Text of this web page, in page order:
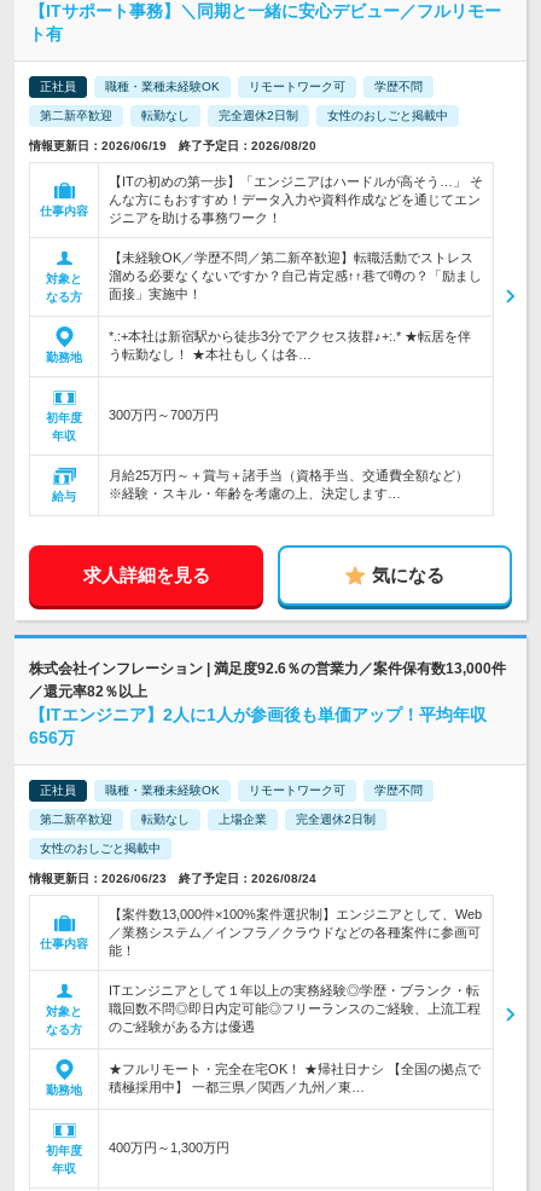
【ITサポート事務】＼同期と一緒に安心デビュー／フルリモー
ト有
正社員 職種・業種未経験OK リモートワーク可 学歴不問
第二新卒歓迎 転勤なし 完全週休2日制 女性のおしごと掲載中
情報更新日：2026/06/19 終了予定日：2026/08/20
仕事内容
【ITの初めの第一歩】「エンジニアはハードルが高そう…」 そ
んな方にもおすすめ！データ入力や資料作成などを通じてエン
ジニアを助ける事務ワーク！
対象と
なる方
【未経験OK／学歴不問／第二新卒歓迎】転職活動でストレス
溜める必要なくないですか？自己肯定感↑↑巷で噂の？「励まし
面接」実施中！
勤務地
*.:+本社は新宿駅から徒歩3分でアクセス抜群♪+:.* ★転居を伴
う転勤なし！ ★本社もしくは各…
初年度
年収
300万円～700万円
給与
月給25万円～＋賞与＋諸手当（資格手当、交通費全額など）
※経験・スキル・年齢を考慮の上、決定します…
求人詳細を見る 気になる
株式会社インフレーション | 満足度92.6％の営業力／案件保有数13,000件
／還元率82％以上
【ITエンジニア】2人に1人が参画後も単価アップ！平均年収
656万
正社員 職種・業種未経験OK リモートワーク可 学歴不問
第二新卒歓迎 転勤なし 上場企業 完全週休2日制
女性のおしごと掲載中
情報更新日：2026/06/23 終了予定日：2026/08/24
仕事内容
【案件数13,000件×100%案件選択制】エンジニアとして、Web
／業務システム／インフラ／クラウドなどの各種案件に参画可
能！
対象と
なる方
ITエンジニアとして１年以上の実務経験◎学歴・ブランク・転
職回数不問◎即日内定可能◎フリーランスのご経験、上流工程
のご経験がある方は優遇
勤務地
★フルリモート・完全在宅OK！ ★帰社日ナシ 【全国の拠点で
積極採用中】 一都三県／関西／九州／東…
初年度
年収
400万円～1,300万円